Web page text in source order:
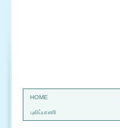
HOME
புலிப்பாணி